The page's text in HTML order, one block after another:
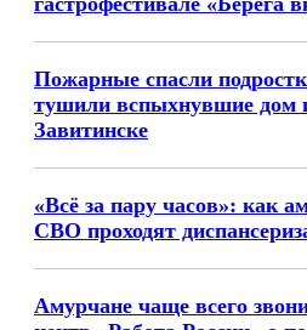
Пожарные спасли
тушили вспыхнувшие дом
Завитинске
«Всё за пару часов»: как
СВО проходят
Амурчане чаще всего